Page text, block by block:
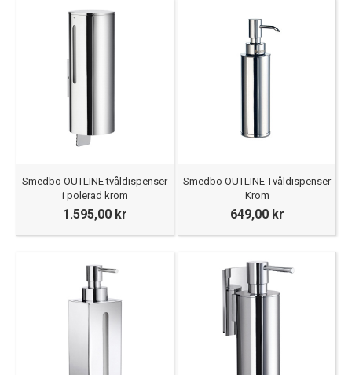
Smedbo OUTLINE tvåldispenser
i polerad krom
1.595,00 kr
Smedbo OUTLINE Tvåldispenser
Krom
649,00 kr